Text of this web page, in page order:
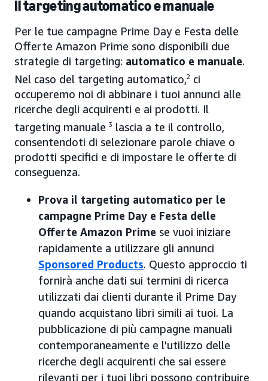
Il targeting automatico e manuale
Per le tue campagne Prime Day e Festa delle
Offerte Amazon Prime sono disponibili due
strategie di targeting: automatico e manuale.
Nel caso del targeting automatico,2 ci
occuperemo noi di abbinare i tuoi annunci alle
ricerche degli acquirenti e ai prodotti. Il
targeting manuale 3 lascia a te il controllo,
consentendoti di selezionare parole chiave o
prodotti specifici e di impostare le offerte di
conseguenza.
Prova il targeting automatico per le
campagne Prime Day e Festa delle
Offerte Amazon Prime se vuoi iniziare
rapidamente a utilizzare gli annunci
Sponsored Products. Questo approccio ti
fornirà anche dati sui termini di ricerca
utilizzati dai clienti durante il Prime Day
quando acquistano libri simili ai tuoi. La
pubblicazione di più campagne manuali
contemporaneamente e l'utilizzo delle
ricerche degli acquirenti che sai essere
rilevanti per i tuoi libri possono contribuire